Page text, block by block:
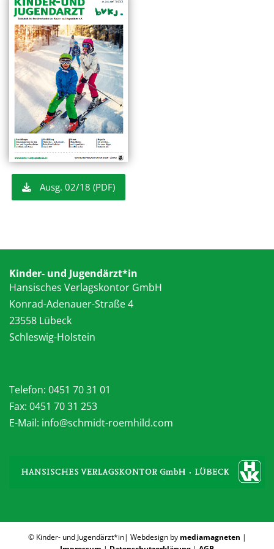
Ausg. 02/18 (PDF)
Kinder- und Jugendärzt*in
Hansisches Verlagskontor GmbH
Konrad-Adenauer-Straße 4
23558 Lübeck
Schleswig-Holstein
Telefon: 0451 70 31 01
Fax: 0451 70 31 253
E-Mail: info@schmidt-roemhild.com
© Kinder- und Jugendärzt*in| Webdesign by mediamagneten |